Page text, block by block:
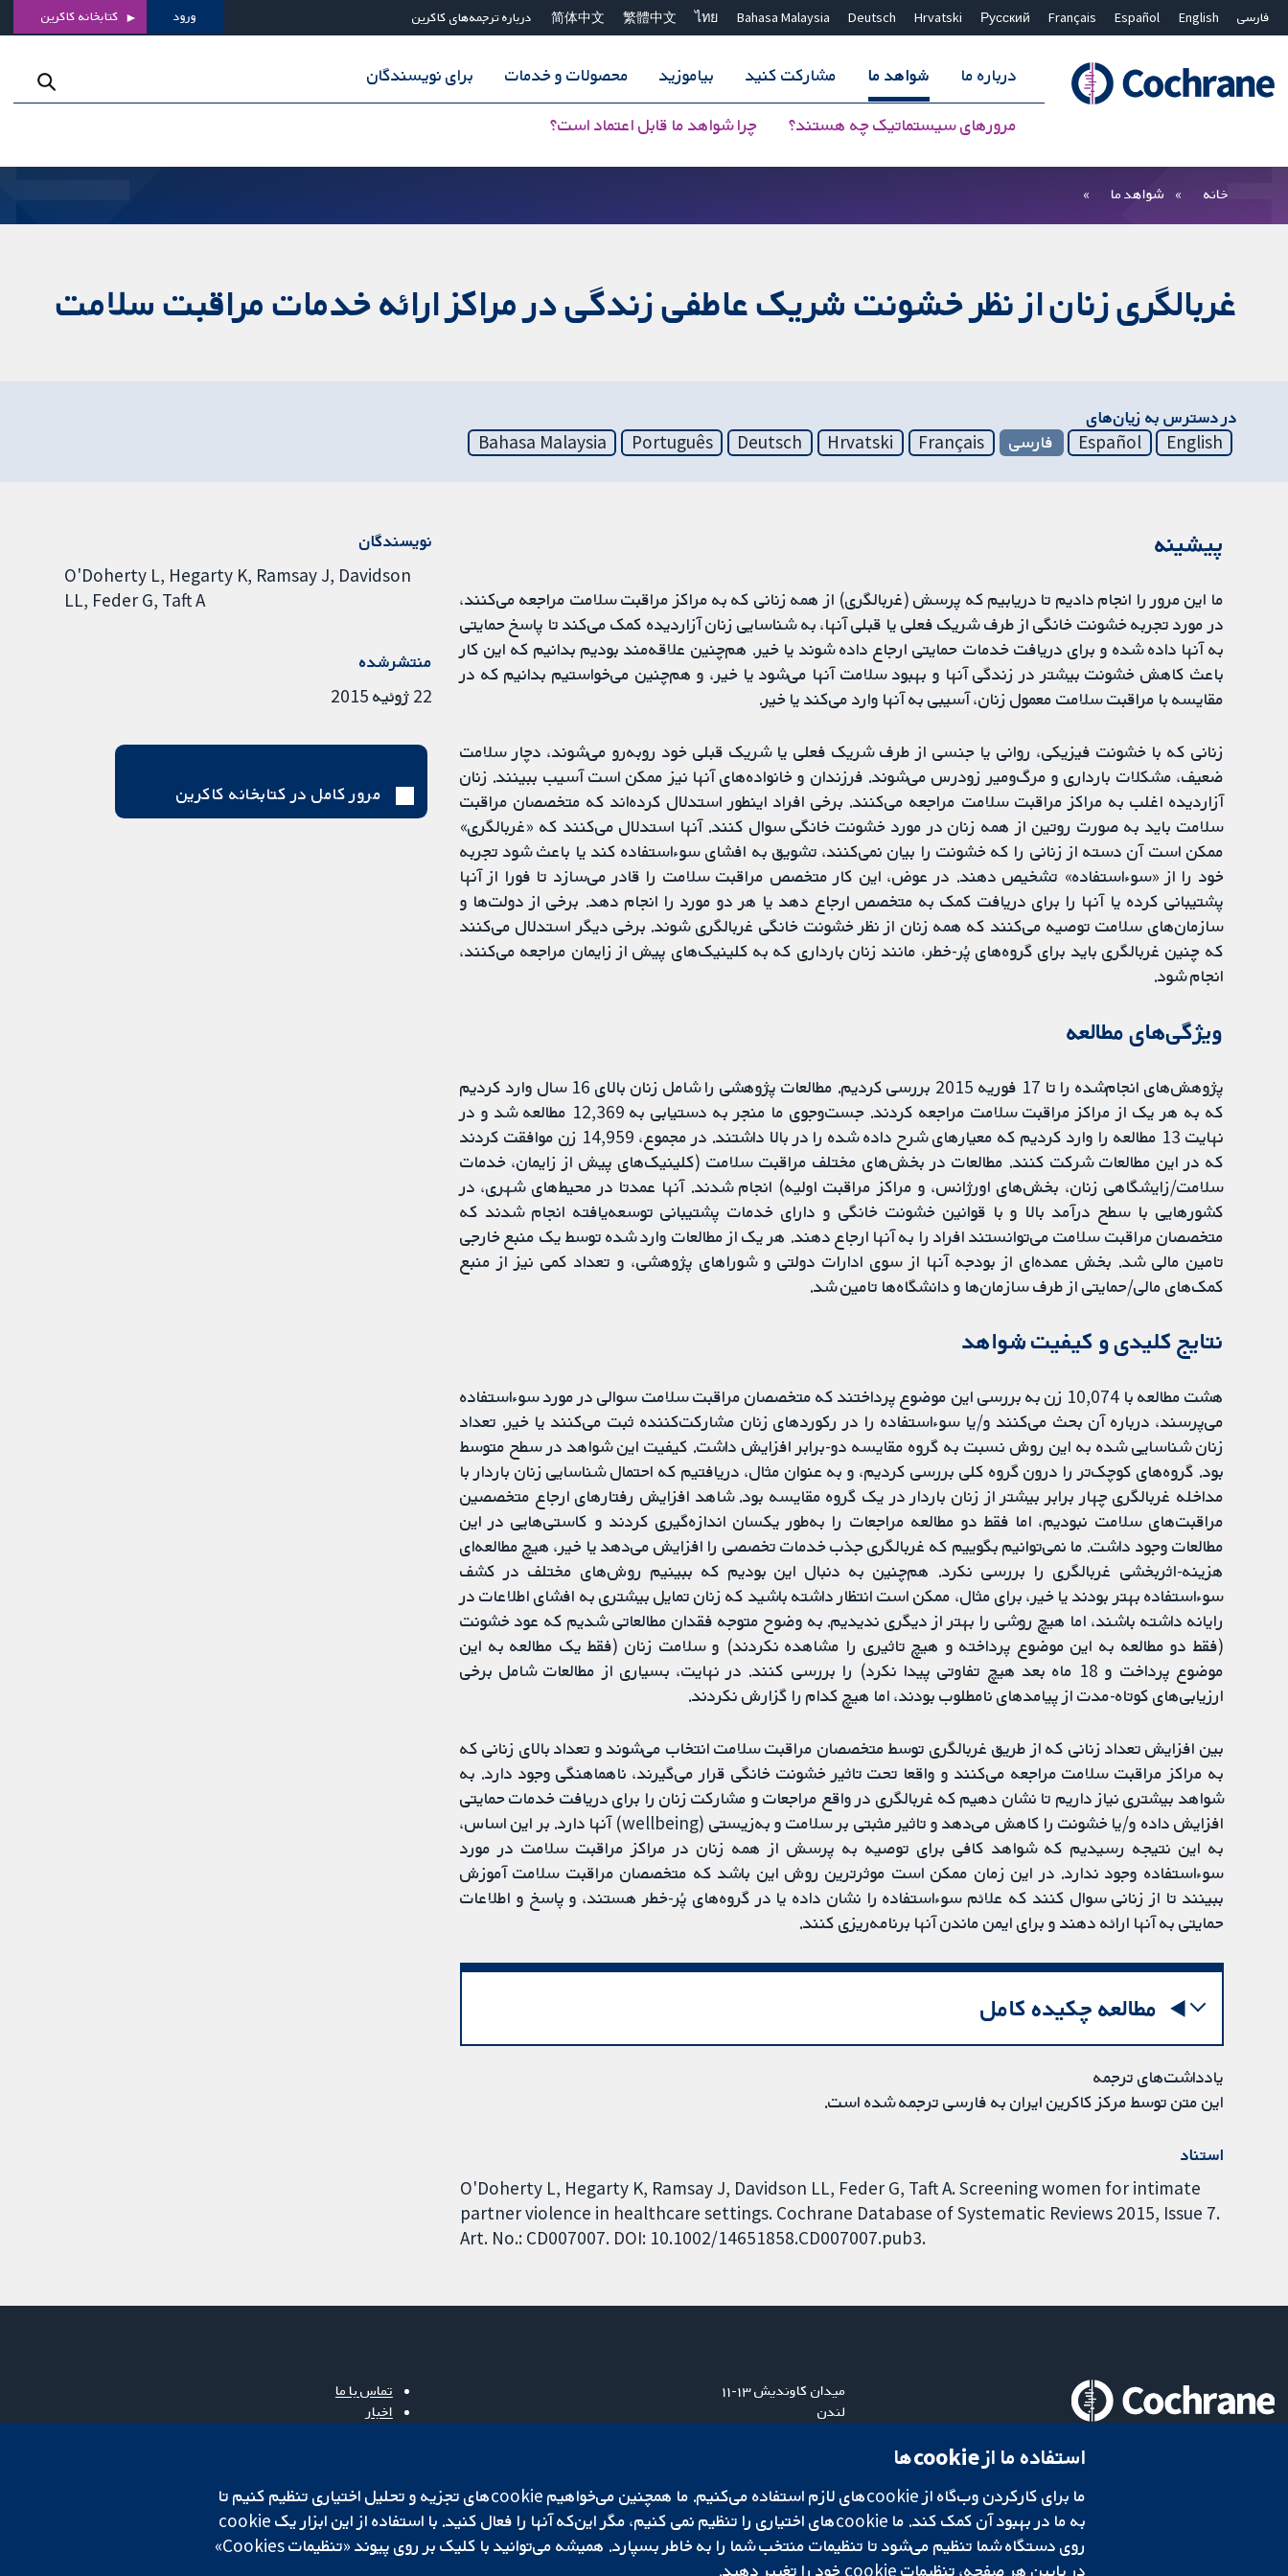
فارسی English
Español
Français
Русский
Hrvatski
Deutsch
Bahasa Malaysia
ไทย
繁體中文
简体中文 درباره ترجمه‌های کاکرین ورود کتابخانه کاکرین
درباره ما شواهد ما
مرورهای سیستماتیک چه هستند؟ چرا شواهد ما قابل اعتماد است؟
مشارکت کنید بیاموزید محصولات و خدمات برای نویسندگان
بستن جستجو ✖
خانه شواهد ما
غربالگری زنان از نظر خشونت شریک عاطفی زندگی در مراکز ارائه خدمات مراقبت سلامت
در دسترس به زیان‌های
English
Español فارسی Français
Hrvatski
Deutsch
Português
Bahasa Malaysia
پیشینه
ما این مرور را انجام دادیم تا دریابیم که پرسش (غربالگری) از همه زنانی که به مراکز مراقبت سلامت مراجعه می‌کنند،
در مورد تجربه خشونت خانگی از طرف شریک فعلی یا قبلی آنها، به شناسایی زنان آزاردیده کمک می‌کند تا پاسخ حمایتی
به آنها داده شده و برای دریافت خدمات حمایتی ارجاع داده شوند یا خیر. هم‌چنین علاقه‌مند بودیم بدانیم که این کار
باعث کاهش خشونت بیشتر در زندگی آنها و بهبود سلامت آنها می‌شود یا خیر، و هم‌چنین می‌خواستیم بدانیم که در
مقایسه با مراقبت سلامت معمول زنان، آسیبی به آنها وارد می‌کند یا خیر.
زنانی که با خشونت فیزیکی، روانی یا جنسی از طرف شریک فعلی یا شریک قبلی خود روبه‌رو می‌شوند، دچار سلامت
ضعیف، مشکلات بارداری و مرگ‌ومیر زودرس می‌شوند. فرزندان و خانواده‌های آنها نیز ممکن است آسیب ببینند. زنان
آزاردیده اغلب به مراکز مراقبت سلامت مراجعه می‌کنند. برخی افراد اینطور استدلال کرده‌اند که متخصصان مراقبت
سلامت باید به صورت روتین از همه زنان در مورد خشونت خانگی سوال کنند. آنها استدلال می‌کنند که «غربالگری»
ممکن است آن دسته از زنانی را که خشونت را بیان نمی‌کنند، تشویق به افشای سوء‌استفاده کند یا باعث شود تجربه
خود را از «سوء‌استفاده» تشخیص دهند. در عوض، این کار متخصص مراقبت سلامت را قادر می‌سازد تا فورا از آنها
پشتیبانی کرده یا آنها را برای دریافت کمک به متخصص ارجاع دهد یا هر دو مورد را انجام دهد. برخی از دولت‌ها و
سازمان‌های سلامت توصیه می‌کنند که همه زنان از نظر خشونت خانگی غربالگری شوند. برخی دیگر استدلال می‌کنند
که چنین غربالگری باید برای گروه‌های پُر-خطر، مانند زنان بارداری که به کلینیک‌های پیش از زایمان مراجعه می‌کنند،
انجام شود.
ویژگی‌های مطالعه
پژوهش‌های انجام‌شده را تا 17 فوریه 2015 بررسی کردیم. مطالعات پژوهشی را شامل زنان بالای 16 سال وارد کردیم
که به هر یک از مراکز مراقبت سلامت مراجعه کردند. جست‌وجوی ما منجر به دستیابی به 12,369 مطالعه شد و در
نهایت 13 مطالعه را وارد کردیم که معیارهای شرح داده شده را در بالا داشتند. در مجموع، 14,959 زن موافقت کردند
که در این مطالعات شرکت کنند. مطالعات در بخش‌های مختلف مراقبت سلامت (کلینیک‌های پیش از زایمان، خدمات
سلامت/زایشگاهی زنان، بخش‌های اورژانس، و مراکز مراقبت اولیه) انجام شدند. آنها عمدتا در محیط‌های شهری، در
کشورهایی با سطح درآمد بالا و با قوانین خشونت خانگی و دارای خدمات پشتیبانی توسعه‌یافته انجام شدند که
متخصصان مراقبت سلامت می‌توانستند افراد را به آنها ارجاع دهند. هر یک از مطالعات وارد شده توسط یک منبع خارجی
تامین مالی شد. بخش عمده‌ای از بودجه آنها از سوی ادارات دولتی و شوراهای پژوهشی، و تعداد کمی نیز از منبع
کمک‌های مالی/حمایتی از طرف سازمان‌ها و دانشگاه‌ها تامین شد.
نتایج کلیدی و کیفیت شواهد
هشت مطالعه با 10,074 زن به بررسی این موضوع پرداختند که متخصصان مراقبت سلامت سوالی در مورد سوءاستفاده
می‌پرسند، درباره آن بحث می‌کنند و/یا سوء‌استفاده را در رکوردهای زنان مشارکت‌کننده ثبت می‌کنند یا خیر. تعداد
زنان شناسایی شده به این روش نسبت به گروه مقایسه دو-برابر افزایش داشت. کیفیت این شواهد در سطح متوسط
بود. گروه‌های کوچک‌تر را درون گروه کلی بررسی کردیم، و به عنوان مثال، دریافتیم که احتمال شناسایی زنان باردار با
مداخله غربالگری چهار برابر بیشتر از زنان باردار در یک گروه مقایسه بود. شاهد افزایش رفتارهای ارجاع متخصصین
مراقبت‌های سلامت نبودیم، اما فقط دو مطالعه مراجعات را به‌طور یکسان اندازه‌گیری کردند و کاستی‌هایی در این
مطالعات وجود داشت. ما نمی‌توانیم بگوییم که غربالگری جذب خدمات تخصصی را افزایش می‌دهد یا خیر، هیچ مطالعه‌ای
هزینه-اثربخشی غربالگری را بررسی نکرد. هم‌چنین به دنبال این بودیم که ببینیم روش‌های مختلف در کشف
سوءاستفاده بهتر بودند یا خیر، برای مثال، ممکن است انتظار داشته باشید که زنان تمایل بیشتری به افشای اطلاعات در
رایانه داشته باشند، اما هیچ روشی را بهتر از دیگری ندیدیم. به وضوح متوجه فقدان مطالعاتی شدیم که عود خشونت
(فقط دو مطالعه به این موضوع پرداخته و هیچ تاثیری را مشاهده نکردند) و سلامت زنان (فقط یک مطالعه به این
موضوع پرداخت و 18 ماه بعد هیچ تفاوتی پیدا نکرد) را بررسی کنند. در نهایت، بسیاری از مطالعات شامل برخی
ارزیابی‌های کوتاه‌-مدت از پیامدهای نامطلوب بودند، اما هیچ کدام را گزارش نکردند.
بین افزایش تعداد زنانی که از طریق غربالگری توسط متخصصان مراقبت سلامت انتخاب می‌شوند و تعداد بالای زنانی که
به مراکز مراقبت سلامت مراجعه می‌کنند و واقعا تحت تاثیر خشونت خانگی قرار می‌گیرند، ناهماهنگی وجود دارد. به
شواهد بیشتری نیاز داریم تا نشان دهیم که غربالگری در واقع مراجعات و مشارکت زنان را برای دریافت خدمات حمایتی
افزایش داده و/یا خشونت را کاهش می‌دهد و تاثیر مثبتی بر سلامت و به‌زیستی (wellbeing) آنها دارد. بر این اساس،
به این نتیجه رسیدیم که شواهد کافی برای توصیه به پرسش از همه زنان در مراکز مراقبت سلامت در مورد
سوء‌استفاده وجود ندارد. در این زمان ممکن است موثرترین روش این باشد که متخصصان مراقبت سلامت آموزش
ببینند تا از زنانی سوال کنند که علائم سوء‌استفاده را نشان داده یا در گروه‌های پُر-خطر هستند، و پاسخ و اطلاعات
حمایتی به آنها ارائه دهند و برای ایمن ماندن آنها برنامه‌ریزی کنند.
مطالعه چکیده کامل
یادداشت‌های ترجمه
این متن توسط مرکز کاکرین ایران به فارسی ترجمه شده است.
استناد
O'Doherty L, Hegarty K, Ramsay J, Davidson LL, Feder G, Taft A. Screening women for intimate
partner violence in healthcare settings. Cochrane Database of Systematic Reviews 2015, Issue 7.
Art. No.: CD007007. DOI: 10.1002/14651858.CD007007.pub3.
نویسندگان
O'Doherty L Hegarty K Ramsay J Davidson
LL Feder G Taft A
منتشرشده
22 ژوئیه 2015
مرور کامل در کتابخانه کاکرین
میدان کاوندیش ۱۳-۱۱
لندن
تماس با ما
اخبار
Cochrane Library
شبکه همکاری کاکرین، یک مؤسسه خیریه (شماره 1045921) و یک شرکت با مسئولیت محدود به‌صورت ضمانت (شماره 03044323) ثبت‌شده در انگلستان و ولز است. شماره ثبت مالیات بر ارزش افزوده: GB 718 2127 49.
استفاده ما از cookie‌ها
ما برای کارکردن وب‌گاه از cookie‌های لازم استفاده می‌کنیم. ما همچنین می‌خواهیم cookie‌های تجزیه و تحلیل اختیاری تنظیم کنیم تا
روی دستگاه شما تنظیم می‌شود تا تنظیمات منتخب شما را به خاطر بسپارد. همیشه می‌توانید با کلیک بر روی پیوند «تنظیمات Cookies»
در پایین هر صفحه، تنظیمات cookie‌ خود را تغییر دهید.